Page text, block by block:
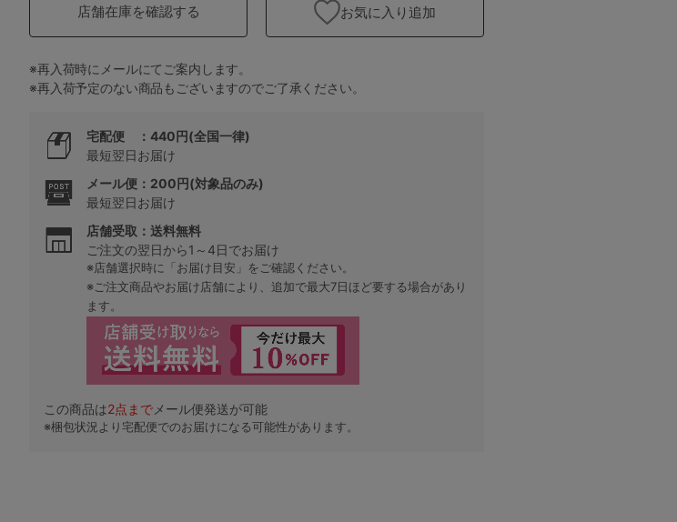
店舗在庫を確認する お気に入り追加
※再入荷時にメールにてご案内します。
※再入荷予定のない商品もございますのでご了承ください。
宅配便 ：440円(全国一律)
最短翌日お届け
メール便：200円(対象品のみ)
最短翌日お届け
店舗受取：送料無料
ご注文の翌日から1～4日でお届け
※店舗選択時に「お届け目安」をご確認ください。
※ご注文商品やお届け店舗により、追加で最大7日ほど要する場合があり
ます。
この商品は2点まで メール便発送が可能
※梱包状況より宅配便でのお届けになる可能性があります。